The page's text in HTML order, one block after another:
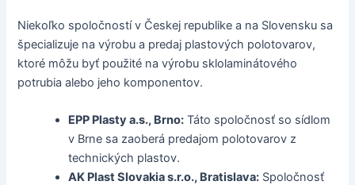
Niekoľko spoločností v Českej republike a na Slovensku sa
špecializuje na výrobu a predaj plastových polotovarov,
ktoré môžu byť použité na výrobu sklolaminátového
potrubia alebo jeho komponentov.
EPP Plasty a.s., Brno: Táto spoločnosť so sídlom
v Brne sa zaoberá predajom polotovarov z
technických plastov.
AK Plast Slovakia s.r.o., Bratislava: Spoločnosť